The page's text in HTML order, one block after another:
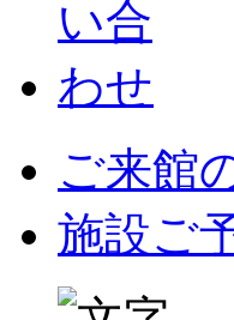
ご来館
施設ご